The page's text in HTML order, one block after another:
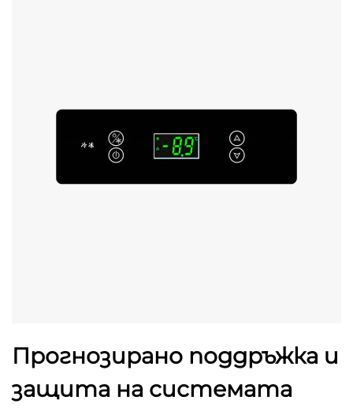
Прогнозирано поддръжка и
защита на системата